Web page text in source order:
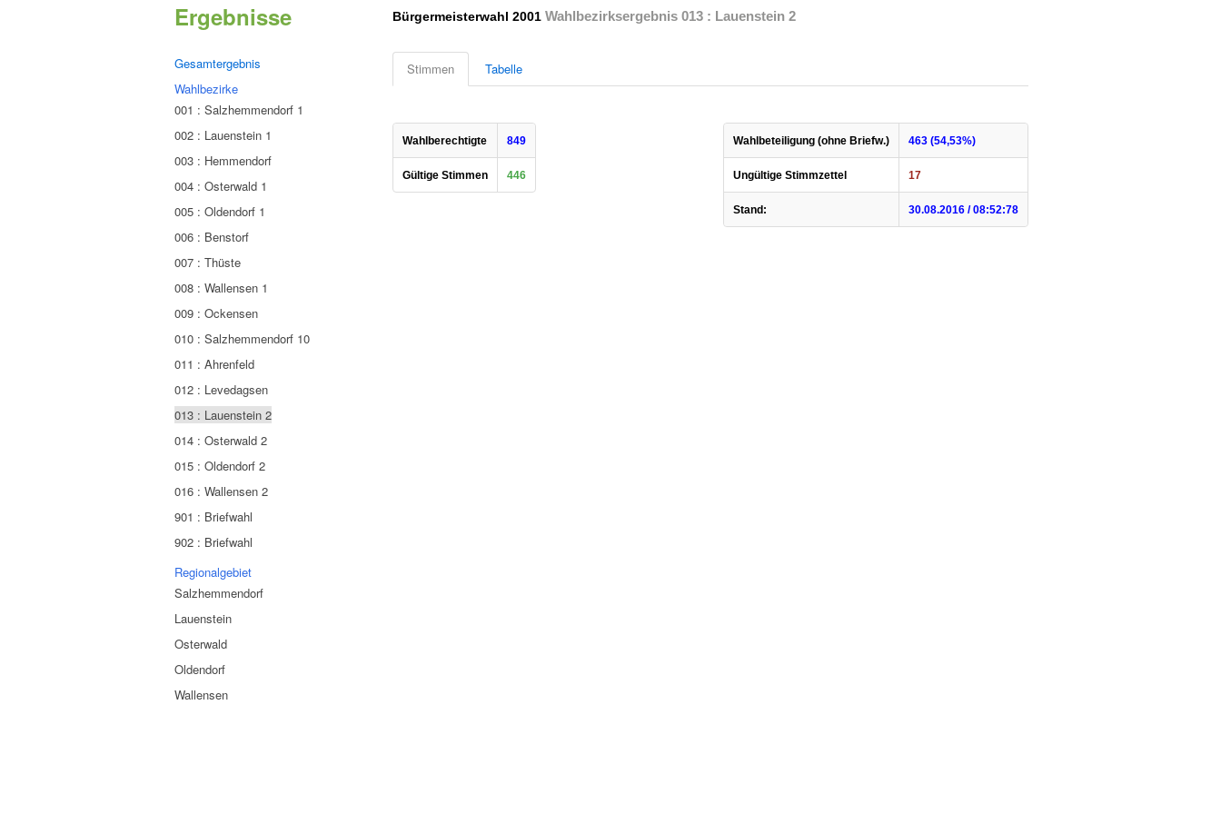
Ergebnisse
Gesamtergebnis
Wahlbezirke
001 : Salzhemmendorf 1
002 : Lauenstein 1
003 : Hemmendorf
004 : Osterwald 1
005 : Oldendorf 1
006 : Benstorf
007 : Thüste
008 : Wallensen 1
009 : Ockensen
010 : Salzhemmendorf 10
011 : Ahrenfeld
012 : Levedagsen
013 : Lauenstein 2
014 : Osterwald 2
015 : Oldendorf 2
016 : Wallensen 2
901 : Briefwahl
902 : Briefwahl
Regionalgebiet
Salzhemmendorf
Lauenstein
Osterwald
Oldendorf
Wallensen
Bürgermeisterwahl 2001 Wahlbezirksergebnis 013 : Lauenstein 2
Stimmen Tabelle
Wahlberechtigte 849
Gültige Stimmen 446
Wahlbeteiligung (ohne Briefw.) 463 (54,53%)
Ungültige Stimmzettel 17
Stand: 30.08.2016 / 08:52:78